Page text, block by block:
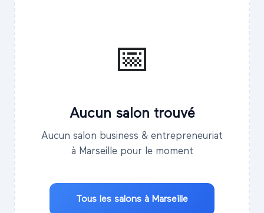
📅
Aucun salon trouvé
Aucun salon business & entrepreneuriat
à Marseille pour le moment
Tous les salons à Marseille